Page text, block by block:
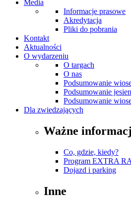
Media
Informacje prasowe
Akredytacja
Pliki do pobrania
Kontakt
Aktualności
O wydarzeniu
O targach
O nas
Podsumowanie
Podsumowanie
Podsumowanie
Dla zwiedzających
Ważne
Co, gdzie, kiedy?
Program EXTRA
Dojazd i parking
Inne